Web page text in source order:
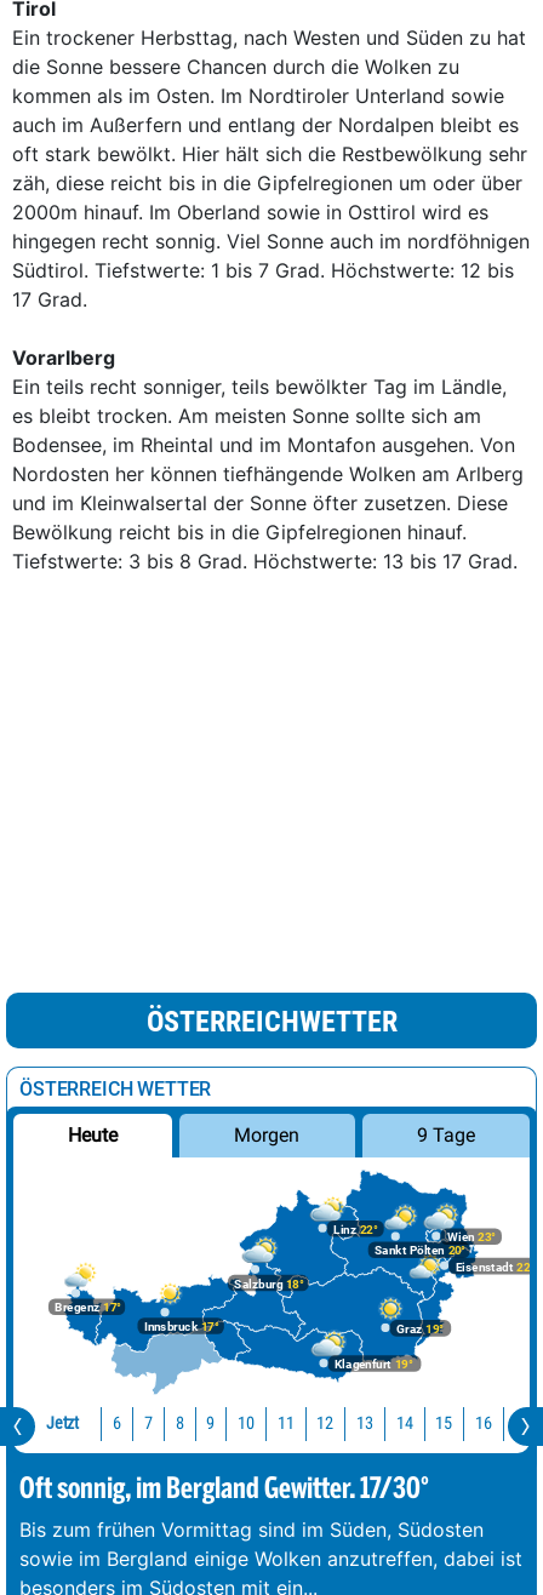
Tirol
Ein trockener Herbsttag, nach Westen und Süden zu hat
die Sonne bessere Chancen durch die Wolken zu
kommen als im Osten. Im Nordtiroler Unterland sowie
auch im Außerfern und entlang der Nordalpen bleibt es
oft stark bewölkt. Hier hält sich die Restbewölkung sehr
zäh, diese reicht bis in die Gipfelregionen um oder über
2000m hinauf. Im Oberland sowie in Osttirol wird es
hingegen recht sonnig. Viel Sonne auch im nordföhnigen
Südtirol. Tiefstwerte: 1 bis 7 Grad. Höchstwerte: 12 bis
17 Grad.
Vorarlberg
Ein teils recht sonniger, teils bewölkter Tag im Ländle,
es bleibt trocken. Am meisten Sonne sollte sich am
Bodensee, im Rheintal und im Montafon ausgehen. Von
Nordosten her können tiefhängende Wolken am Arlberg
und im Kleinwalsertal der Sonne öfter zusetzen. Diese
Bewölkung reicht bis in die Gipfelregionen hinauf.
Tiefstwerte: 3 bis 8 Grad. Höchstwerte: 13 bis 17 Grad.
ÖSTERREICHWETTER
ÖSTERREICH WETTER
Heute Morgen 9 Tage
Bregenz17°
Graz19°
Innsbruck17°
Klagenfurt 19°
Linz22°
Salzburg18°
Wien 23°
Eisenstadt 22°
Sankt Pölten 20°
Jetzt 6 7 8 9 10 11 12 13 14 15 16 17
Oft sonnig, im Bergland Gewitter. 17/30°
Bis zum frühen Vormittag sind im Süden, Südosten
sowie im Bergland einige Wolken anzutreffen, dabei ist
besonders im Südosten mit ein...